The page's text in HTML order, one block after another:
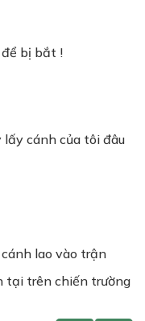
bị bắt !
cánh của tôi đâu
lao vào trận
tại trên chiến trường